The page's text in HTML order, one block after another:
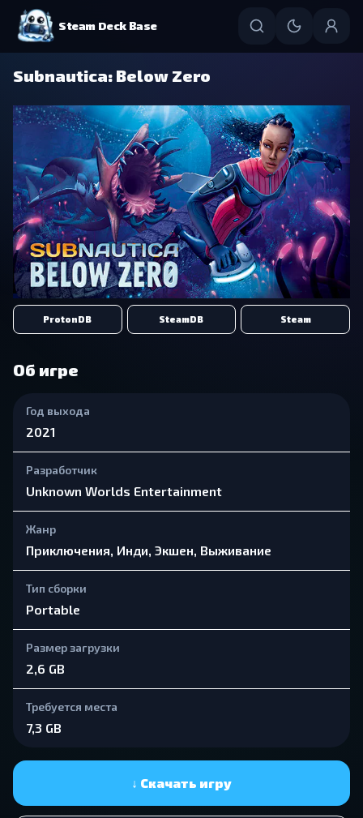
Steam Deck Base
Subnautica: Below Zero
ProtonDB SteamDB Steam
Об игре
Год выхода
2021
Разработчик
Unknown Worlds Entertainment
Жанр
Приключения, Инди, Экшен, Выживание
Тип сборки
Portable
Размер загрузки
2,6 GB
Требуется места
7,3 GB
↓ Скачать игру